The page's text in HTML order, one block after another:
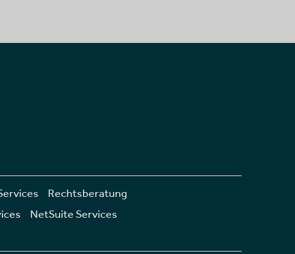
Rechtsberatung
NetSuite Services